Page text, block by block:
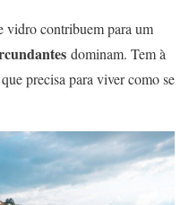
vidro contribuem para um
dominam. Tem à
precisa para viver como se